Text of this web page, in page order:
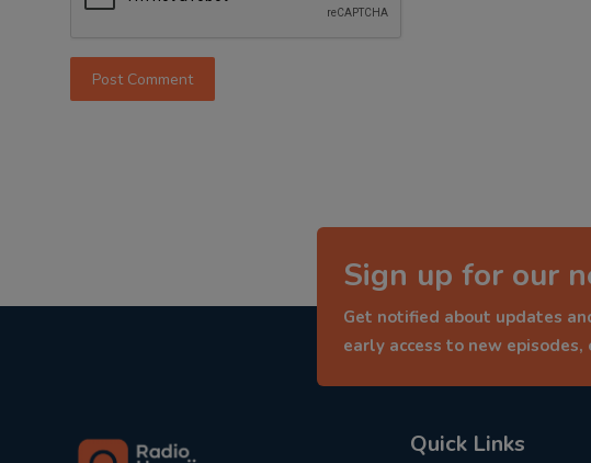
Post Comment
Sign up for our
Get notified about updates
early access to new episodes,
Quick Links